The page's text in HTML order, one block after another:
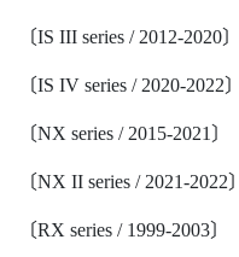
〔IS III series / 2012-2020〕
〔IS IV series / 2020-2022〕
〔NX series / 2015-2021〕
〔NX II series / 2021-2022〕
〔RX series / 1999-2003〕